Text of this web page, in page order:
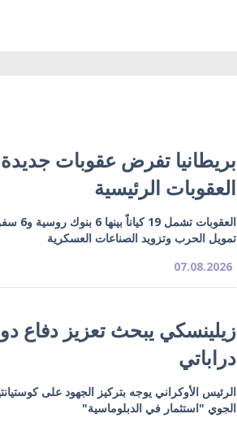
بريطانيا تفرض عقوبات
العقوبات الرئيسية
تمويل الحرب وتزويد الصناعات العسكرية
07.08.2026
زيلينسكي يبحث تعزيز دفاع
دراباتي
الرئيس الأوكراني يوجه بتركيز الجهود على
الجوي "استثمار في الدبلوماسية"